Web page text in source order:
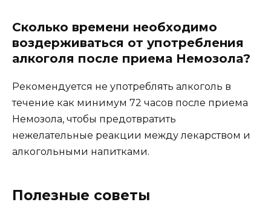
Сколько времени необходимо
воздерживаться от употребления
алкоголя после приема Немозола?
Рекомендуется не употреблять алкоголь в
течение как минимум 72 часов после приема
Немозола, чтобы предотвратить
нежелательные реакции между лекарством и
алкогольными напитками.
Полезные советы